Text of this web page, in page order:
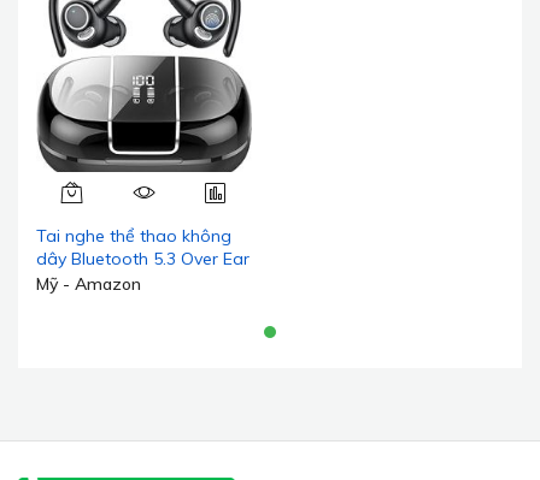
Tai nghe thể thao không
dây Bluetooth 5.3 Over Ear
Buds Stereo Deep Bass
Mỹ - Amazon